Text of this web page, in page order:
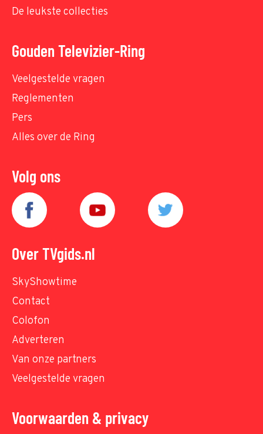
De leukste collecties
Gouden Televizier-Ring
Veelgestelde vragen
Reglementen
Pers
Alles over de Ring
Volg ons
Over TVgids.nl
SkyShowtime
Contact
Colofon
Adverteren
Van onze partners
Veelgestelde vragen
Voorwaarden & privacy